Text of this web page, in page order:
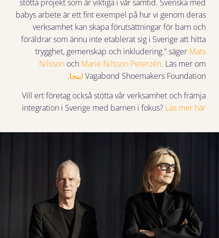
stötta projekt som är viktiga i vår samtid. Svenska med
babys arbete är ett fint exempel på hur vi genom deras
verksamhet kan skapa förutsättningar för barn och
föräldrar som ännu inte etablerat sig i Sverige att hitta
trygghet, gemenskap och inkludering.” säger Mats
Nilsson och Marie Nilsson Peterzén. Läs mer om
Vagabond Shoemakers Foundation اینجا.
Vill ert företag också stötta vår verksamhet och främja
integration i Sverige med barnen i fokus? Läs mer här.